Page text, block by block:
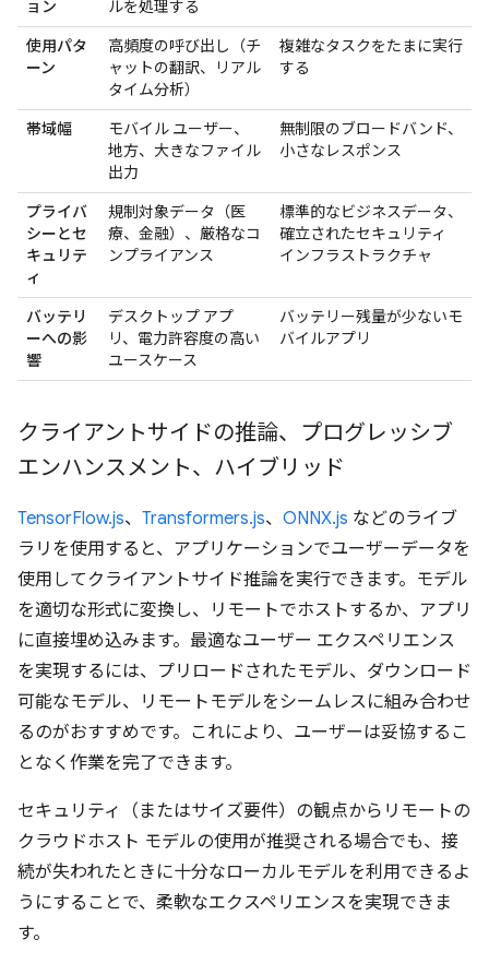
ョン
ルを処理する
使用パタ
ーン
高頻度の呼び出し（チ
ャットの翻訳、リアル
タイム分析）
複雑なタスクをたまに実行
する
帯域幅
モバイル ユーザー、
地方、大きなファイル
出力
無制限のブロードバンド、
小さなレスポンス
プライバ
シーとセ
キュリテ
ィ
規制対象データ（医
療、金融）、厳格なコ
ンプライアンス
標準的なビジネスデータ、
確立されたセキュリティ
インフラストラクチャ
バッテリ
ーへの影
響
デスクトップ アプ
リ、電力許容度の高い
ユースケース
バッテリー残量が少ないモ
バイルアプリ
クライアントサイドの推論、プログレッシブ
エンハンスメント、ハイブリッド
TensorFlow.js、 Transformers.js、 ONNX.js などのライブ
ラリを使用すると、アプリケーションでユーザーデータを
使用してクライアントサイド推論を実行できます。モデル
を適切な形式に変換し、リモートでホストするか、アプリ
に直接埋め込みます。最適なユーザー エクスペリエンス
を実現するには、プリロードされたモデル、ダウンロード
可能なモデル、リモートモデルをシームレスに組み合わせ
るのがおすすめです。これにより、ユーザーは妥協するこ
となく作業を完了できます。
セキュリティ（またはサイズ要件）の観点からリモートの
クラウドホスト モデルの使用が推奨される場合でも、接
続が失われたときに十分なローカルモデルを利用できるよ
うにすることで、柔軟なエクスペリエンスを実現できま
す。